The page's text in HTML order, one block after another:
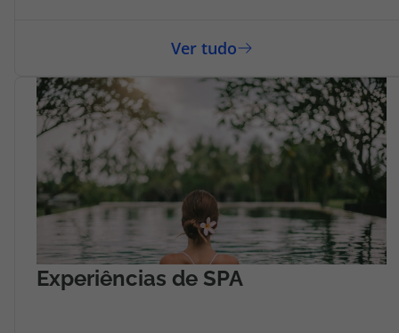
Experiências de SPA